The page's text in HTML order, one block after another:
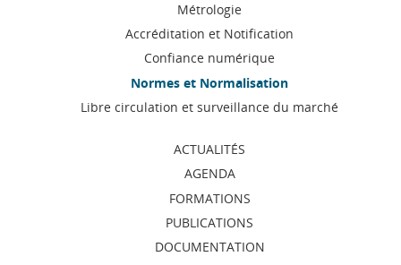
navigation
Métrologie
Accréditation et Notification
Confiance numérique
Normes et Normalisation
Libre circulation et surveillance du marché
ACTUALITÉS
AGENDA
FORMATIONS
PUBLICATIONS
DOCUMENTATION